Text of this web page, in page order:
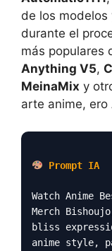
de los modelos
durante el
más populares
Anything V5,
MeinaMix y
arte anime,
Prompt IA
Watch Anime
Merch
bliss
anime style,